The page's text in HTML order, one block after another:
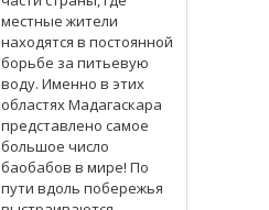
местные жители
находятся в постоянной
борьбе за питьевую
воду. Именно в этих
областях Мадагаскара
представлено самое
большое число
баобабов в мире! По
пути вдоль побережья